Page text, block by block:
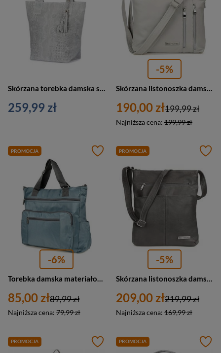
259,99 zł
-5%
190,00 zł
Najniższa cena: 199,99 zł
199,99 zł
PROMOCJA
-6%
Torebka damska materiałowa na ramię szara A4 - Beltimore J30
85,00 zł
Najniższa cena: 79,99 zł
89,99 zł
PROMOCJA
-5%
Skórzana listonoszka damska torebka miejska na ramię szara - Beltimore 934
209,00 zł
Najniższa cena: 169,99 zł
219,99 zł
PROMOCJA PROMOCJA